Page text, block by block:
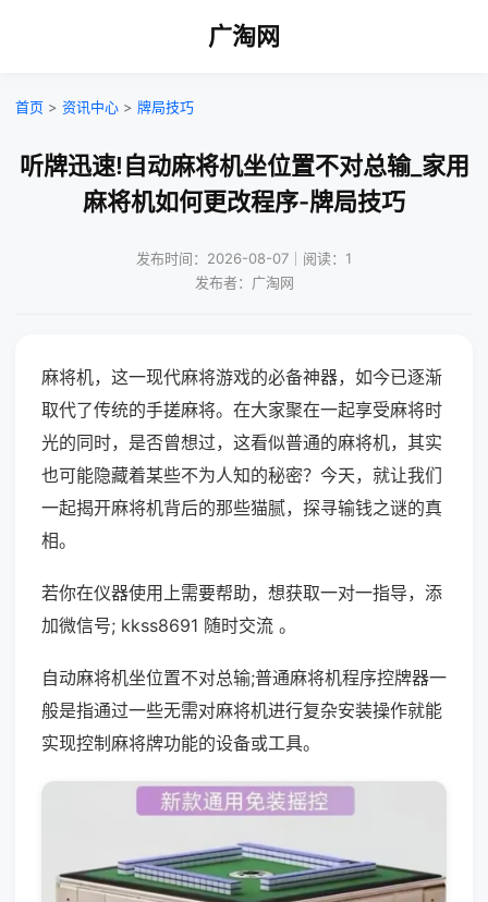
广淘网
首页 > 资讯中心 > 牌局技巧
听牌迅速!自动麻将机坐位置不对总输_家用
麻将机如何更改程序-牌局技巧
发布时间：2026-08-07｜阅读：1
发布者：广淘网
麻将机，这一现代麻将游戏的必备神器，如今已逐渐
取代了传统的手搓麻将。在大家聚在一起享受麻将时
光的同时，是否曾想过，这看似普通的麻将机，其实
也可能隐藏着某些不为人知的秘密？今天，就让我们
一起揭开麻将机背后的那些猫腻，探寻输钱之谜的真
相。
若你在仪器使用上需要帮助，想获取一对一指导，添
加微信号; kkss8691 随时交流 。
自动麻将机坐位置不对总输;普通麻将机程序控牌器一
般是指通过一些无需对麻将机进行复杂安装操作就能
实现控制麻将牌功能的设备或工具。